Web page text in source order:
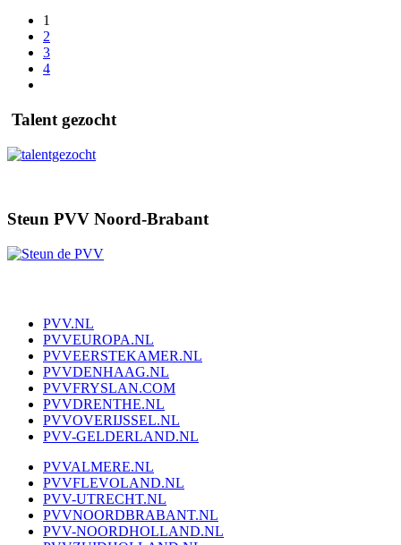
1
2
3
4
Talent gezocht
Steun PVV Noord-Brabant
PVV.NL
PVVEUROPA.NL
PVVEERSTEKAMER.NL
PVVDENHAAG.NL
PVVFRYSLAN.COM
PVVDRENTHE.NL
PVVOVERIJSSEL.NL
PVV-GELDERLAND.NL
PVVALMERE.NL
PVVFLEVOLAND.NL
PVV-UTRECHT.NL
PVVNOORDBRABANT.NL
PVV-NOORDHOLLAND.NL